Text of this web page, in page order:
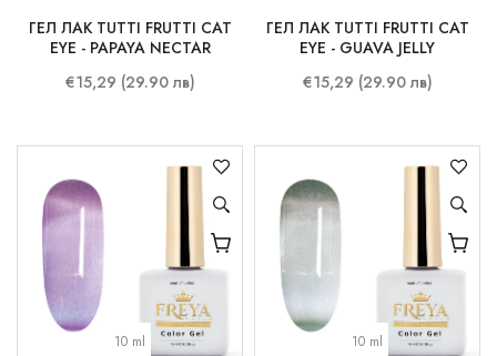
ГЕЛ ЛАК TUTTI FRUTTI CAT
EYE - PAPAYA NECTAR
€15,29 (29.90 лв)
ГЕЛ ЛАК TUTTI FRUTTI CAT
EYE - GUAVA JELLY
€15,29 (29.90 лв)
10 ml 10 ml